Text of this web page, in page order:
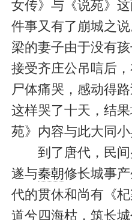
女传》与《说苑》
件事又有了崩城之
梁的妻子由于没有
接受齐庄公吊唁后
尸体痛哭，感动得
这样哭了十天，结
苑》内容与此大同小
到了唐代，民间
遂与秦朝修长城事
代的贯休和尚有《
道兮四海枯，筑长